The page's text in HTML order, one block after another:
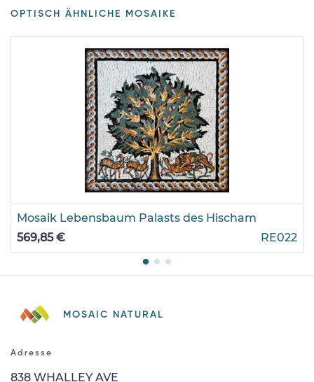
OPTISCH ÄHNLICHE MOSAIKE
Mosaik Lebensbaum Palasts des Hischam
569,85 €
RE022
MOSAIC NATURAL
Adresse
838 WHALLEY AVE